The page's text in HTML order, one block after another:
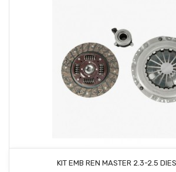
AÑADIR AL CARRITO
KIT EMB REN MASTER 2.3-2.5